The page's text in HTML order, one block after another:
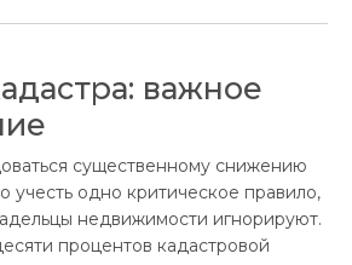
важное
существенному снижению
учесть одно критическое правило,
недвижимости игнорируют.
процентов кадастровой